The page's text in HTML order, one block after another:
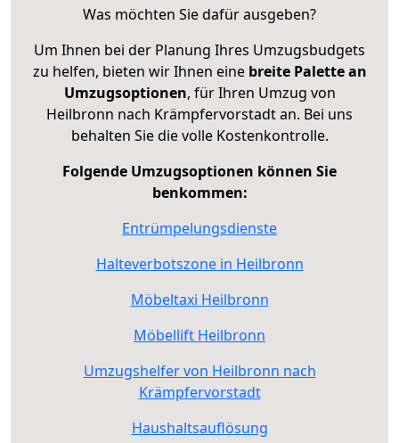
Was möchten Sie dafür ausgeben?
Um Ihnen bei der Planung Ihres Umzugsbudgets
zu helfen, bieten wir Ihnen eine breite Palette an
Umzugsoptionen, für Ihren Umzug von
Heilbronn nach Krämpfervorstadt an. Bei uns
behalten Sie die volle Kostenkontrolle.
Folgende Umzugsoptionen können Sie
benkommen:
Entrümpelungsdienste
Halteverbotszone in Heilbronn
Möbeltaxi Heilbronn
Möbellift Heilbronn
Umzugshelfer von Heilbronn nach
Krämpfervorstadt
Haushaltsauflösung